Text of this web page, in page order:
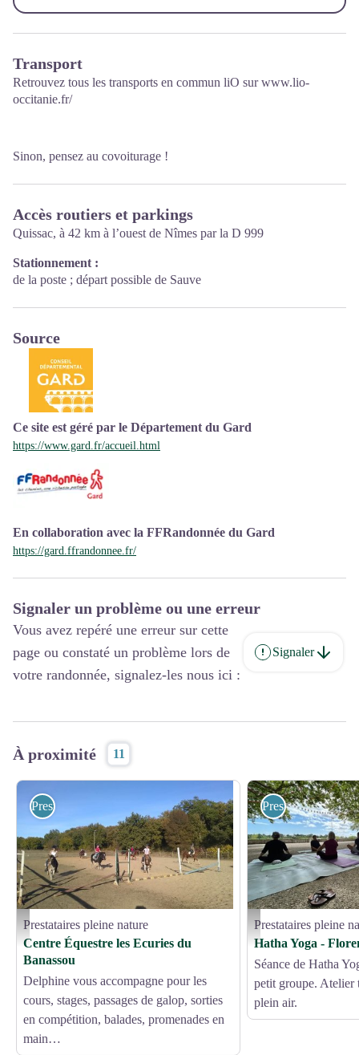
Transport
Retrouvez tous les transports en commun liO surwww.lio-
occitanie.fr/
Sinon, pensez au covoiturage !
Accès routiers et parkings
Quissac, à 42 km à l’ouest de Nîmes par la D 999
Stationnement :
de la poste ; départ possible de Sauve
Source
Ce site est géré par le Département du Gard
https://www.gard.fr/accueil.html
En collaboration avec la FFRandonnée du Gard
https://gard.ffrandonnee.fr/
Signaler un problème ou une erreur
Vous avez repéré une erreur sur cette
page ou constaté un problème lors de
votre randonnée, signalez-les nous ici :
Signaler
À proximité 11
Les écuries du Banassou - Droits gérés
Prestataires pleine nature
Prestataires pleine nature
Centre Équestre les Ecuries du
Banassou
Delphine vous accompagne pour les
cours, stages, passages de galop, sorties
en compétition, balades, promenades en
main…
Hatha Yoga - Florence
Prestataires pleine
Prestataires pleine
Hatha Yoga -
Séance de Hatha
petit groupe. Atelier
plein air.